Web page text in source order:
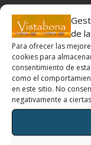
de
Para ofrecer las
cookies para
consentimiento de
como el
en este sitio. No
negativamente a
Periferia
¿Cómo curan los
Terapias